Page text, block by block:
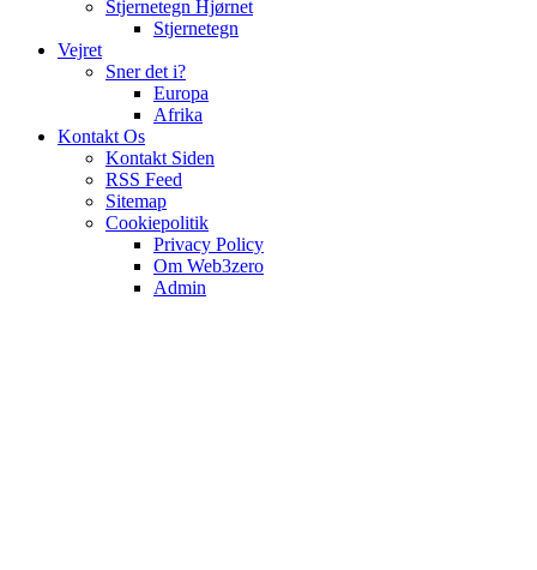
Stjernetegn Hjørnet
Stjernetegn
Vejret
Sner det i?
Europa
Afrika
Kontakt Os
Kontakt Siden
RSS Feed
Sitemap
Cookiepolitik
Privacy Policy
Om Web3zero
Admin